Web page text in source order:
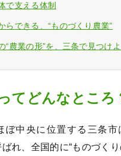
で支える体制
らできる、“ものづくり農業”
“農業の形”を、三条で見つけよ
てどんなところ
ぼ中央に位置する三条
ばれ、全国的に“ものづく